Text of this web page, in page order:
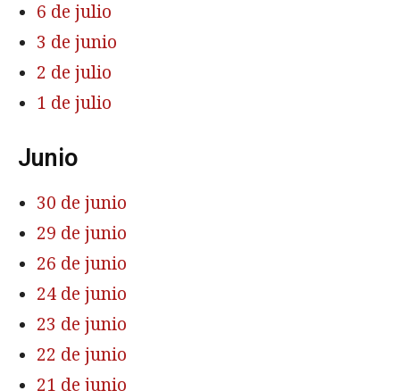
6 de julio
3 de junio
2 de julio
1 de julio
Junio
30 de junio
29 de junio
26 de junio
24 de junio
23 de junio
22 de junio
21 de junio